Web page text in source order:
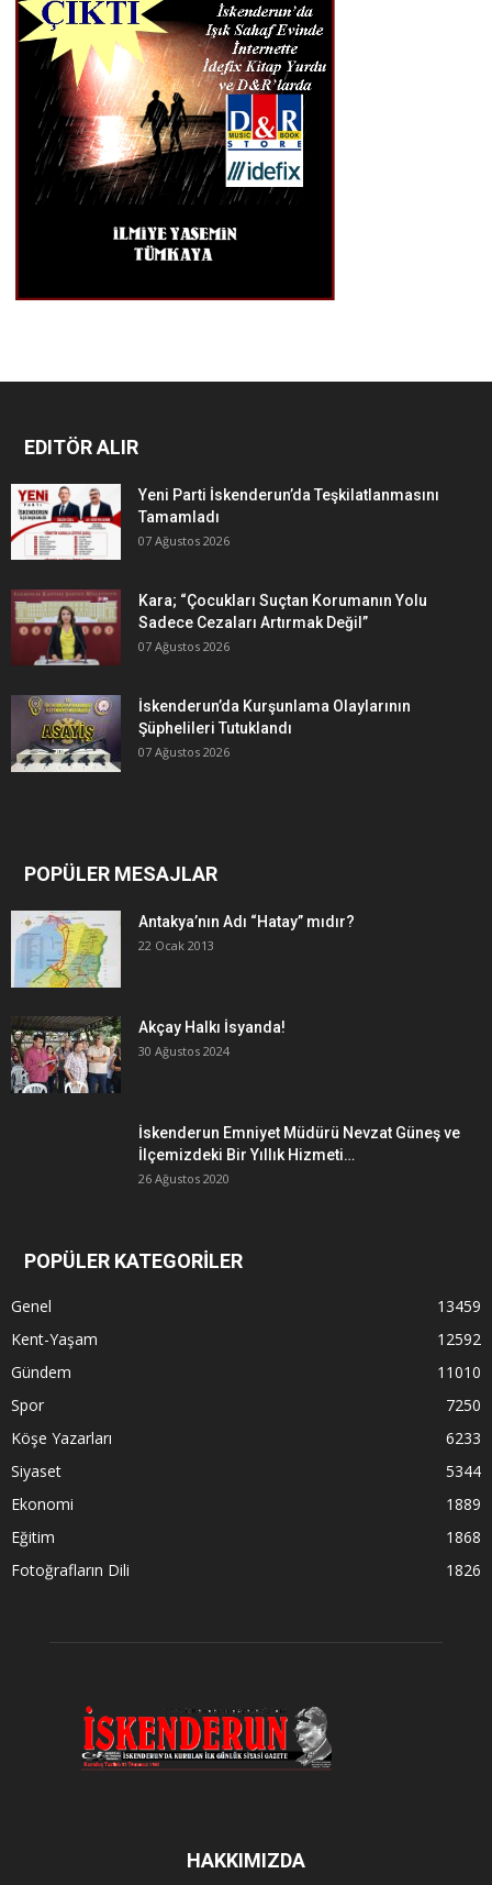
EDITÖR ALIR
Yeni Parti İskenderun’da Teşkilatlanmasını
Tamamladı
07 Ağustos 2026
Kara; “Çocukları Suçtan Korumanın Yolu
Sadece Cezaları Artırmak Değil”
07 Ağustos 2026
İskenderun’da Kurşunlama Olaylarının
Şüphelileri Tutuklandı
07 Ağustos 2026
POPÜLER MESAJLAR
Antakya’nın Adı “Hatay” mıdır?
22 Ocak 2013
Akçay Halkı İsyanda!
30 Ağustos 2024
İskenderun Emniyet Müdürü Nevzat Güneş ve
İlçemizdeki Bir Yıllık Hizmeti…
26 Ağustos 2020
POPÜLER KATEGORİLER
Genel
13459
Kent-Yaşam
12592
Gündem
11010
Spor
7250
Köşe Yazarları
6233
Siyaset
5344
Ekonomi
1889
Eğitim
1868
Fotoğrafların Dili
1826
HAKKIMIZDA